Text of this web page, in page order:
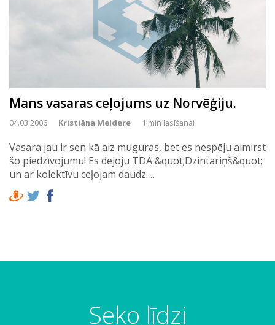
Mans vasaras ceļojums uz Norvēģiju.
04.03.2006 Kristiāna Meldere 1 min lasīšanai
Vasara jau ir sen kā aiz muguras, bet es nespēju aimirst
šo piedzīvojumu! Es dejoju TDA &quot;Dzintariņš&quot;
un ar kolektīvu ceļojam daudz.…
Seko līdzi